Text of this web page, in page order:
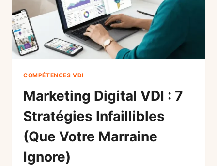
(GUIDE
ULTIME
2026)
COMPÉTENCES VDI
Marketing Digital VDI : 7
Stratégies Infaillibles
(Que Votre Marraine
Ignore)